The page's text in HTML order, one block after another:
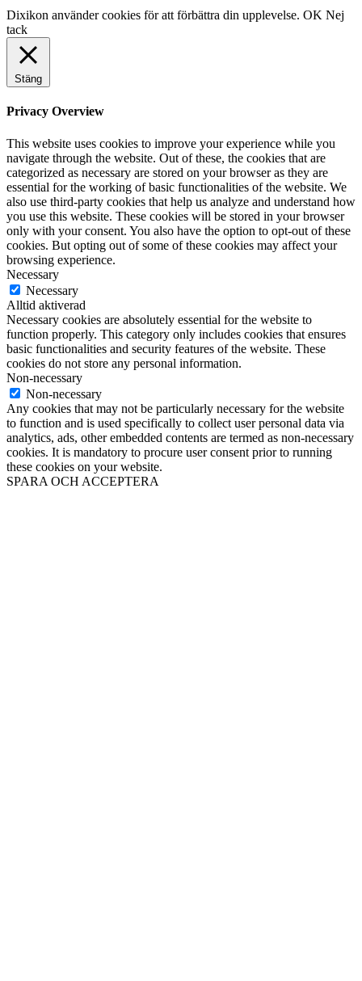
Dixikon använder cookies för att förbättra din upplevelse. OK Nej
tack
Stäng
Privacy Overview
This website uses cookies to improve your experience while you
navigate through the website. Out of these, the cookies that are
categorized as necessary are stored on your browser as they are
essential for the working of basic functionalities of the website. We
also use third-party cookies that help us analyze and understand how
you use this website. These cookies will be stored in your browser
only with your consent. You also have the option to opt-out of these
cookies. But opting out of some of these cookies may affect your
browsing experience.
Necessary
Necessary
Alltid aktiverad
Necessary cookies are absolutely essential for the website to
function properly. This category only includes cookies that ensures
basic functionalities and security features of the website. These
cookies do not store any personal information.
Non-necessary
Non-necessary
Any cookies that may not be particularly necessary for the website
to function and is used specifically to collect user personal data via
analytics, ads, other embedded contents are termed as non-necessary
cookies. It is mandatory to procure user consent prior to running
these cookies on your website.
SPARA OCH ACCEPTERA